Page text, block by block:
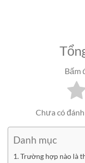
Bấm
Chưa có
Danh mục
Trường hợp nào là